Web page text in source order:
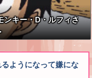
ンキー・D・ルフィさ
ようになって嫌にな